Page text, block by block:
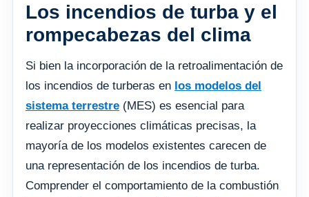
Los incendios de turba y el
rompecabezas del clima
Si bien la incorporación de la retroalimentación de
los incendios de turberas en los modelos del
sistema terrestre (MES) es esencial para
realizar proyecciones climáticas precisas, la
mayoría de los modelos existentes carecen de
una representación de los incendios de turba.
Comprender el comportamiento de la combustión